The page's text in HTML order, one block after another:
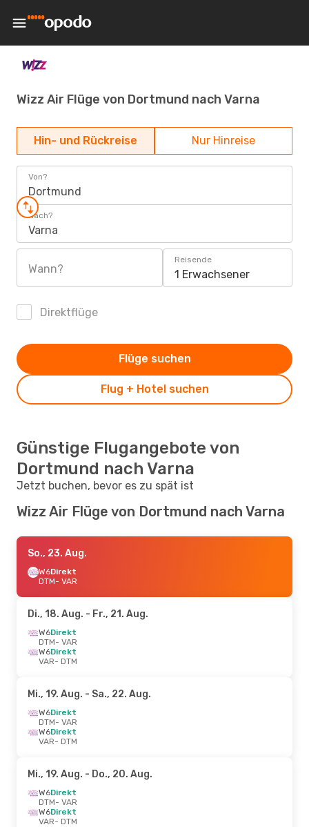
Wizz Air Flüge von Dortmund nach Varna
Hin- und Rückreise Nur Hinreise
Von?
Dortmund
Nach?
Varna
Wann?
Reisende
1 Erwachsener
Direktflüge
Flug + Hotel suchen
Flüge suchen
Günstige Flugangebote von
Dortmund nach Varna
Jetzt buchen, bevor es zu spät ist
Wizz Air Flüge von Dortmund nach Varna
So., 23. Aug.
W6Direkt
DTM- VAR
Di., 18. Aug. - Fr., 21. Aug.
W6Direkt
DTM- VAR
W6Direkt
VAR- DTM
Mi., 19. Aug. - Sa., 22. Aug.
W6Direkt
DTM- VAR
W6Direkt
VAR- DTM
Mi., 19. Aug. - Do., 20. Aug.
W6Direkt
DTM- VAR
W6Direkt
VAR- DTM